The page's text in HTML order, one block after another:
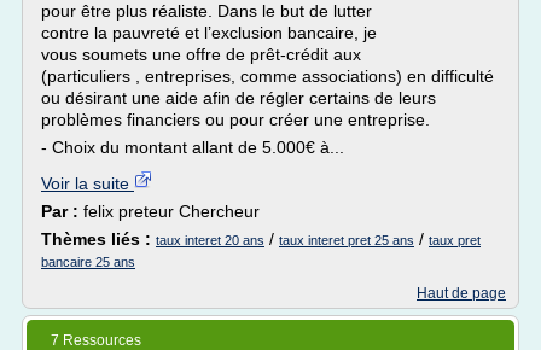
pour être plus réaliste. Dans le but de lutter
contre la pauvreté et l’exclusion bancaire, je
vous soumets une offre de prêt-crédit aux
(particuliers , entreprises, comme associations) en difficulté
ou désirant une aide afin de régler certains de leurs
problèmes financiers ou pour créer une entreprise.
- Choix du montant allant de 5.000€ à...
Voir la suite
Par : felix preteur Chercheur
Thèmes liés : taux interet 20 ans / taux interet pret 25 ans / taux pret
bancaire 25 ans
Haut de page
7 Ressources